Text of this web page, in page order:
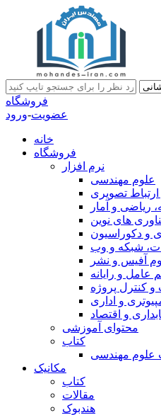
فروشگاه
عضویت-ورود
خانه
فروشگاه
نرم افزار
علوم مهندسی
تصویری
ریاضی و آمار
های نوین
و دکوراسیون
شبکه و وب
آفیس و نشر
عامل و رایانه
و کنترل پروژه
و اداری
و اقتصاد
محتوای آموزشی
کتاب
علوم مهندسی
مکانیک
کتاب
مقالات
هندبوک